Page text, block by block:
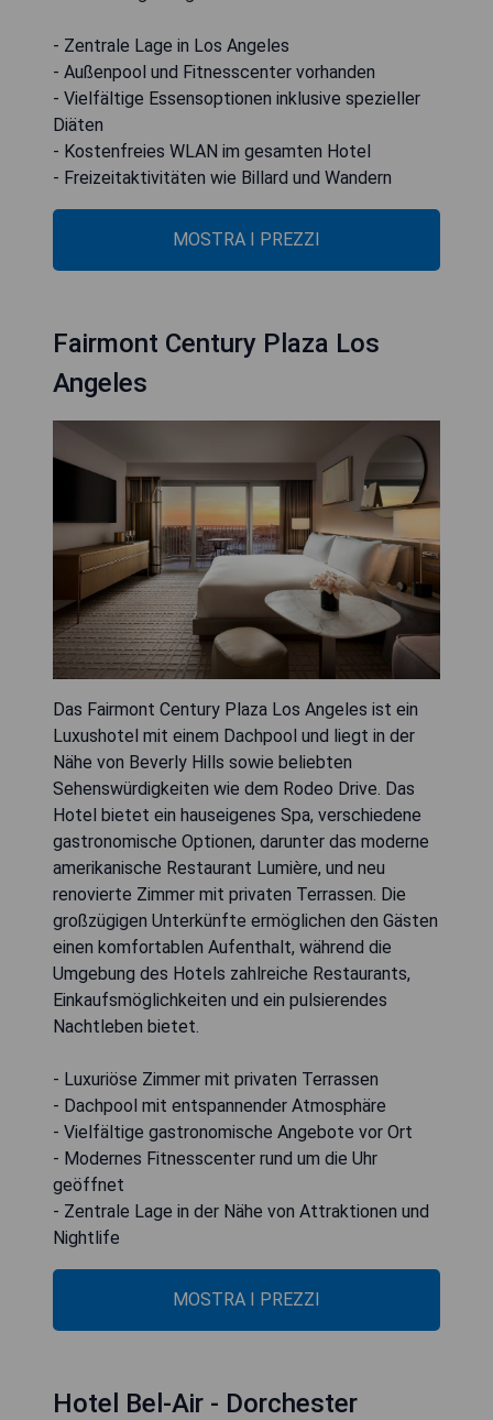
- Zentrale Lage in Los Angeles
- Außenpool und Fitnesscenter vorhanden
- Vielfältige Essensoptionen inklusive spezieller
Diäten
- Kostenfreies WLAN im gesamten Hotel
- Freizeitaktivitäten wie Billard und Wandern
MOSTRA I PREZZI
Fairmont Century Plaza Los
Angeles
Das Fairmont Century Plaza Los Angeles ist ein
Luxushotel mit einem Dachpool und liegt in der
Nähe von Beverly Hills sowie beliebten
Sehenswürdigkeiten wie dem Rodeo Drive. Das
Hotel bietet ein hauseigenes Spa, verschiedene
gastronomische Optionen, darunter das moderne
amerikanische Restaurant Lumière, und neu
renovierte Zimmer mit privaten Terrassen. Die
großzügigen Unterkünfte ermöglichen den Gästen
einen komfortablen Aufenthalt, während die
Umgebung des Hotels zahlreiche Restaurants,
Einkaufsmöglichkeiten und ein pulsierendes
Nachtleben bietet.
- Luxuriöse Zimmer mit privaten Terrassen
- Dachpool mit entspannender Atmosphäre
- Vielfältige gastronomische Angebote vor Ort
- Modernes Fitnesscenter rund um die Uhr
geöffnet
- Zentrale Lage in der Nähe von Attraktionen und
Nightlife
MOSTRA I PREZZI
Hotel Bel-Air - Dorchester